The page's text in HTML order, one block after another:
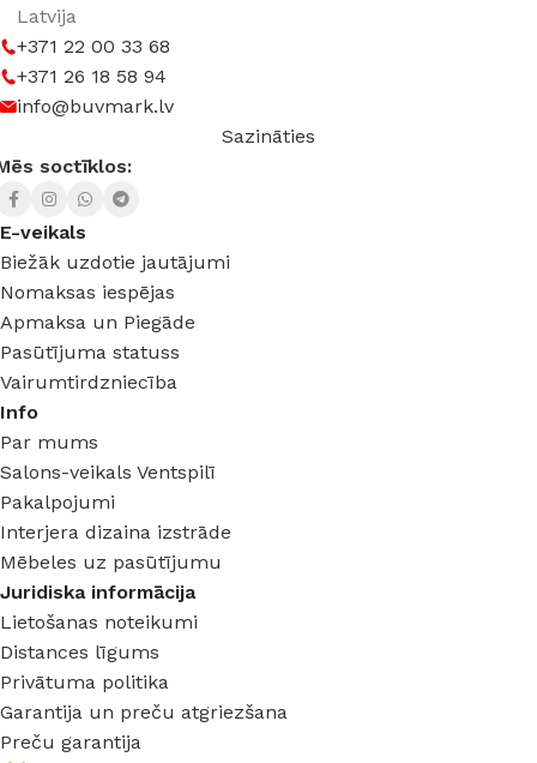
Latvija
+371 22 00 33 68
+371 26 18 58 94
info@buvmark.lv
Sazināties
soctīklos:
E-veikals
Biežāk uzdotie jautājumi
Nomaksas iespējas
Apmaksa un Piegāde
Pasūtījuma statuss
Vairumtirdzniecība
Info
Par mums
Salons-veikals Ventspilī
Pakalpojumi
Interjera dizaina izstrāde
Mēbeles uz pasūtījumu
Juridiska informācija
Lietošanas noteikumi
Distances līgums
Privātuma politika
Garantija un preču atgriezšana
Preču garantija